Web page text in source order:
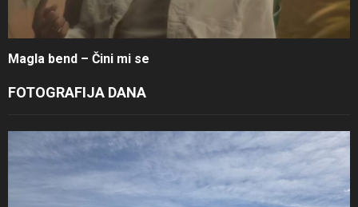
Magla bend – Čini mi se
FOTOGRAFIJA DANA